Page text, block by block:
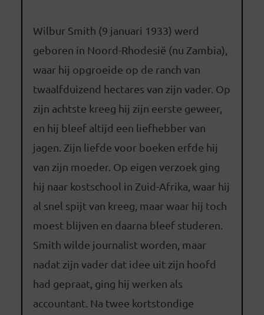
Wilbur Smith (9 januari 1933) werd
geboren in Noord-Rhodesië (nu Zambia),
waar hij opgroeide op de ranch van
twaalfduizend hectares van zijn vader. Op
zijn achtste kreeg hij zijn eerste geweer,
en hij bleef altijd een liefhebber van
jagen. Zijn liefde voor boeken erfde hij
van zijn moeder. Op eigen verzoek ging
hij naar kostschool in Zuid-Afrika, waar hij
al snel spijt van kreeg, maar waar hij toch
moest blijven en daarna bleef studeren.
Smith wilde journalist worden, maar
nadat zijn vader dat idee uit zijn hoofd
had gepraat, ging hij werken als
accountant. Na twee kortstondige